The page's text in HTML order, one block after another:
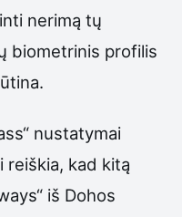
nerimą tų
biometrinis profilis
nustatymai
reiškia, kad kitą
iš Dohos